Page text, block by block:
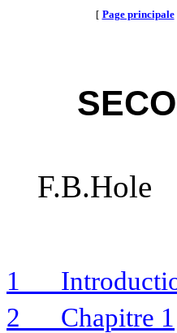
[ Page principale
F.B.Hole
1
2
Chapitre 1